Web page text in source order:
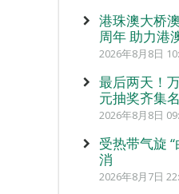
港珠澳大桥
周年 助力港
2026年8月8日
最后两天！
元抽奖齐集
2026年8月8日
受热带气旋
消
2026年8月7日